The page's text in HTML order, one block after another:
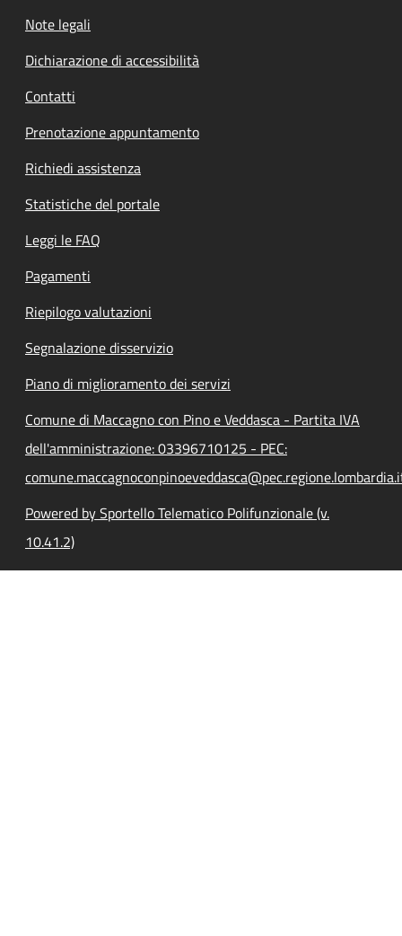
Note legali
Dichiarazione di accessibilità
Contatti
Prenotazione appuntamento
Richiedi assistenza
Statistiche del portale
Leggi le FAQ
Pagamenti
Riepilogo valutazioni
Segnalazione disservizio
Piano di miglioramento dei servizi
Comune di Maccagno con Pino e Veddasca - Partita IVA
dell'amministrazione: 03396710125 - PEC:
Powered by Sportello Telematico Polifunzionale (v.
10.41.2)